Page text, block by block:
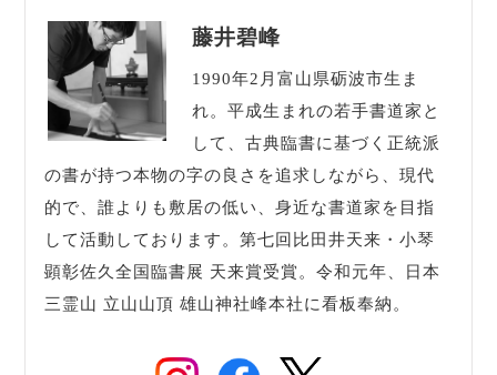
藤井碧峰
1990年2月富山県砺波市生ま
れ。平成生まれの若手書道家と
して、古典臨書に基づく正統派
の書が持つ本物の字の良さを追求しながら、現代
的で、誰よりも敷居の低い、身近な書道家を目指
して活動しております。第七回比田井天来・小琴
顕彰佐久全国臨書展 天来賞受賞。令和元年、日本
三霊山 立山山頂 雄山神社峰本社に看板奉納。